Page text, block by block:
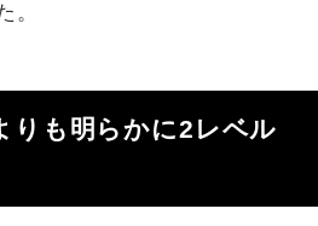
。
りも明らかに2レベル